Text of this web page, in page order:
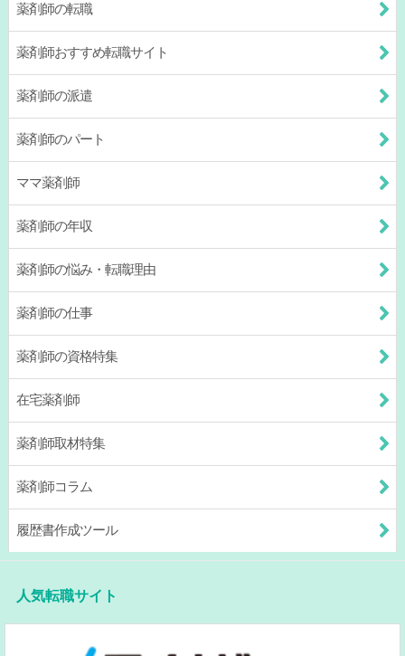
薬剤師の転職
薬剤師おすすめ転職サイト
薬剤師の派遣
薬剤師のパート
ママ薬剤師
薬剤師の年収
薬剤師の悩み・転職理由
薬剤師の仕事
薬剤師の資格特集
在宅薬剤師
薬剤師取材特集
薬剤師コラム
履歴書作成ツール
人気転職サイト